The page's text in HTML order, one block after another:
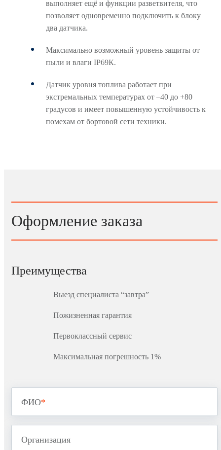
выполняет ещё и функции разветвителя, что
позволяет одновременно подключить к блоку
два датчика.
Максимально возможный уровень защиты от
пыли и влаги IP69К.
Датчик уровня топлива работает при
экстремальных температурах от –40 до +80
градусов и имеет повышенную устойчивость к
помехам от бортовой сети техники.
Оформление заказа
Преимущества
Выезд специалиста “завтра”
Пожизненная гарантия
Первоклассный сервис
Максимальная погрешность 1%
ФИО*
Организация